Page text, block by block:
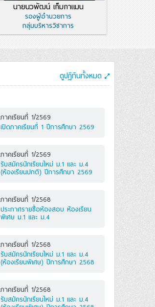
นายนวพัฒน์ เก็มกาแมน
รองผู้อำนวยการ
กลุ่มบริหารวิชาการ
ดูปฏิทินทั้งหมด
ภาคเรียนที่ 1/2569
เปิดภาคเรียนที่ 1 ปีการศึกษา 2569
ภาคเรียนที่ 1/2569
รับสมัครนักเรียนใหม่ ม.1 และ ม.4
(ห้องเรียนปกติ) ปีการศึกษา 2569
ภาคเรียนที่ 1/2568
ประกาศรายชื่อห้องสอบ ห้องเรียน
พิเศษ ม.1 และ ม.4
ภาคเรียนที่ 1/2568
รับสมัครนักเรียนใหม่ ม.1 และ ม.4
(ห้องเรียนพิเศษ) ปีการศึกษา 2568
ภาคเรียนที่ 1/2568
รับสมัครนักเรียนใหม่ ม.1 และ ม.4